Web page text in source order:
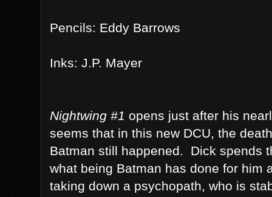
Pencils: Eddy Barrows
Inks: J.P. Mayer
Nightwing #1 opens just after his
seems that in this new DCU, the
Batman still happened. Dick spends
what being Batman has done for him
taking down a psychopath, who is